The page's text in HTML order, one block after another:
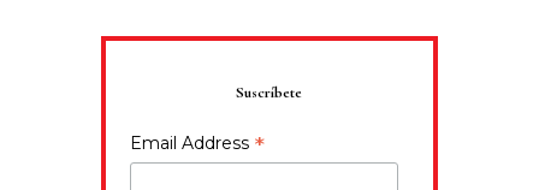
Suscríbete
Email Address *